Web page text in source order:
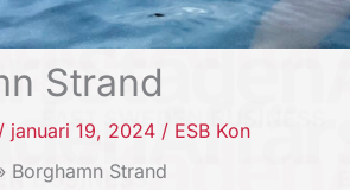
Strand
/ januari 19, 2024 / ESB Kon
Borghamn Strand